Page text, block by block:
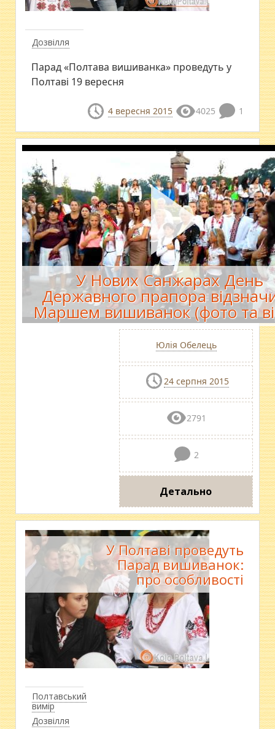
Дозвілля
Парад «Полтава вишиванка» проведуть у
Полтаві 19 вересня
4 вересня 2015 4025 1
У Нових Санжарах День
Державного прапора
Маршем вишиванок (фото та
Юлія Обелець
24 серпня 2015
2791
2
Детально
Полтавський
вимір
Дозвілля
У Полтаві проведуть
Парад вишиванок:
про особливості